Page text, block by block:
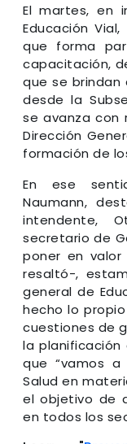
El martes, en
Educación
que forma
capacitación,
que se brindan
desde la
se avanza con
Dirección
formación de
En ese
Naumann,
intendente,
secretario de
poner en valor
resaltó-,
general de
hecho lo
cuestiones de
la planificación
que “vamos
Salud en
el objetivo de
en todos los